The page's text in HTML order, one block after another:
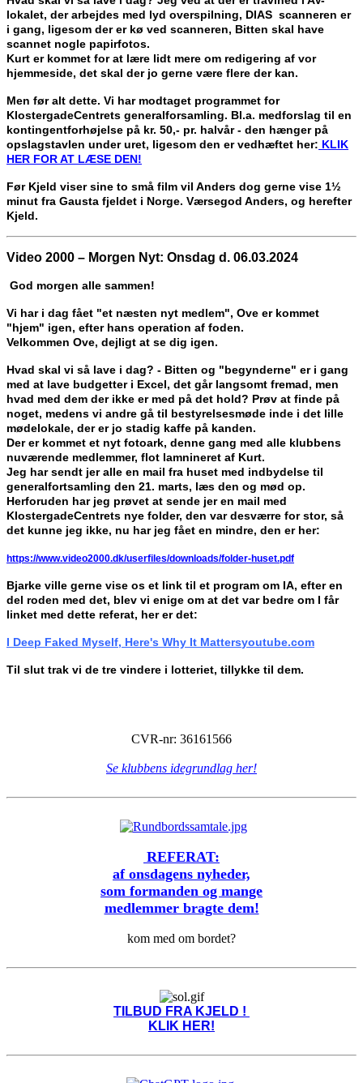
lokalet, der arbejdes med lyd overspilning, DIAS scanneren er
i gang, ligesom der er kø ved scanneren, Bitten skal have
scannet nogle papirfotos.
Kurt er kommet for at lære lidt mere om redigering af vor
hjemmeside, det skal der jo gerne være flere der kan.
Men før alt dette. Vi har modtaget programmet for
KlostergadeCentrets generalforsamling. Bl.a. medforslag til en
kontingentforhøjelse på kr. 50,- pr. halvår - den hænger på
opslagstavlen under uret, ligesom den er vedhæftet her: KLIK
HER FOR AT LÆSE DEN!
Før Kjeld viser sine to små film vil Anders dog gerne vise 1½
minut fra Gausta fjeldet i Norge. Værsegod Anders, og herefter
Kjeld.
Video 2000 – Morgen Nyt: Onsdag d. 06.03.2024
God morgen alle sammen!
Vi har i dag fået "et næsten nyt medlem", Ove er kommet
"hjem" igen, efter hans operation af foden.
Velkommen Ove, dejligt at se dig igen.
Hvad skal vi så lave i dag? - Bitten og "begynderne" er i gang
med at lave budgetter i Excel, det går langsomt fremad, men
hvad med dem der ikke er med på det hold? Prøv at finde på
noget, medens vi andre gå til bestyrelsesmøde inde i det lille
mødelokale, der er jo stadig kaffe på kanden.
Der er kommet et nyt fotoark, denne gang med alle klubbens
nuværende medlemmer, flot lamnineret af Kurt.
Jeg har sendt jer alle en mail fra huset med indbydelse til
generalfortsamling den 21. marts, læs den og mød op.
Herforuden har jeg prøvet at sende jer en mail med
KlostergadeCentrets nye folder, den var desværre for stor, så
det kunne jeg ikke, nu har jeg fået en mindre, den er her:
https://www.video2000.dk/userfiles/downloads/folder-huset.pdf
Bjarke ville gerne vise os et link til et program om IA, efter en
del roden med det, blev vi enige om at det var bedre om I får
linket med dette referat, her er det:
I Deep Faked Myself, Here's Why It Mattersyoutube.com
Til slut trak vi de tre vindere i lotteriet, tillykke til dem.
CVR-nr: 36161566
Se klubbens idegrundlag her!
REFERAT:
af onsdagens nyheder,
som formanden og mange
medlemmer bragte dem!
kom med om bordet?
TILBUD FRA KJELD !
KLIK HER!